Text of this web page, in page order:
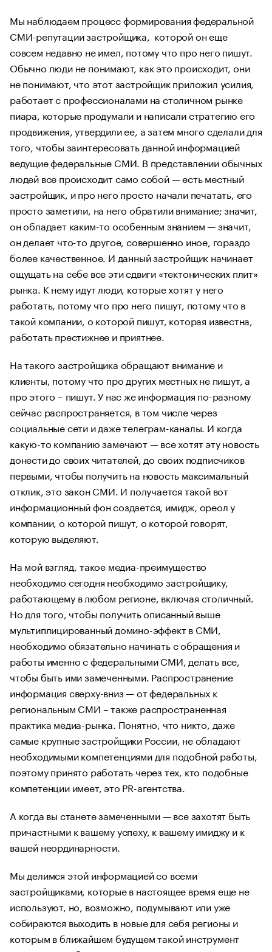
Мы наблюдаем процесс формирования федеральной
СМИ-репутации застройщика, которой он еще
совсем недавно не имел, потому что про него пишут.
Обычно люди не понимают, как это происходит, они
не понимают, что этот застройщик приложил усилия,
работает с профессионалами на столичном рынке
пиара, которые продумали и написали стратегию его
продвижения, утвердили ее, а затем много сделали для
того, чтобы заинтересовать данной информацией
ведущие федеральные СМИ. В представлении обычных
людей все происходит само собой — есть местный
застройщик, и про него просто начали печатать, его
просто заметили, на него обратили внимание; значит,
он обладает каким-то особенным знанием — значит,
он делает что-то другое, совершенно иное, гораздо
более качественное. И данный застройщик начинает
ощущать на себе все эти сдвиги «тектонических плит»
рынка. К нему идут люди, которые хотят у него
работать, потому что про него пишут, потому что в
такой компании, о которой пишут, которая известна,
работать престижнее и приятнее.
На такого застройщика обращают внимание и
клиенты, потому что про других местных не пишут, а
про этого – пишут. У нас же информация по-разному
сейчас распространяется, в том числе через
социальные сети и даже телеграм-каналы. И когда
какую-то компанию замечают — все хотят эту новость
донести до своих читателей, до своих подписчиков
первыми, чтобы получить на новость максимальный
отклик, это закон СМИ. И получается такой вот
информационный фон создается, имидж, ореол у
компании, о которой пишут, о которой говорят,
которую выделяют.
На мой взгляд, такое медиа-преимущество
необходимо сегодня необходимо застройщику,
работающему в любом регионе, включая столичный.
Но для того, чтобы получить описанный выше
мультиплицированный домино-эффект в СМИ,
необходимо обязательно начинать с обращения и
работы именно с федеральными СМИ, делать все,
чтобы быть ими замеченными. Распространение
информация сверху-вниз — от федеральных к
региональным СМИ – также распространенная
практика медиа-рынка. Понятно, что никто, даже
самые крупные застройщики России, не обладают
необходимыми компетенциями для подобной работы,
поэтому принято работать через тех, кто подобные
компетенции имеет, это PR-агентства.
А когда вы станете замеченными — все захотят быть
причастными к вашему успеху, к вашему имиджу и к
вашей неординарности.
Мы делимся этой информацией со всеми
застройщиками, которые в настоящее время еще не
используют, но, возможно, подумывают или уже
собираются выходить в новые для себя регионы и
которым в ближайшем будущем такой инструмент